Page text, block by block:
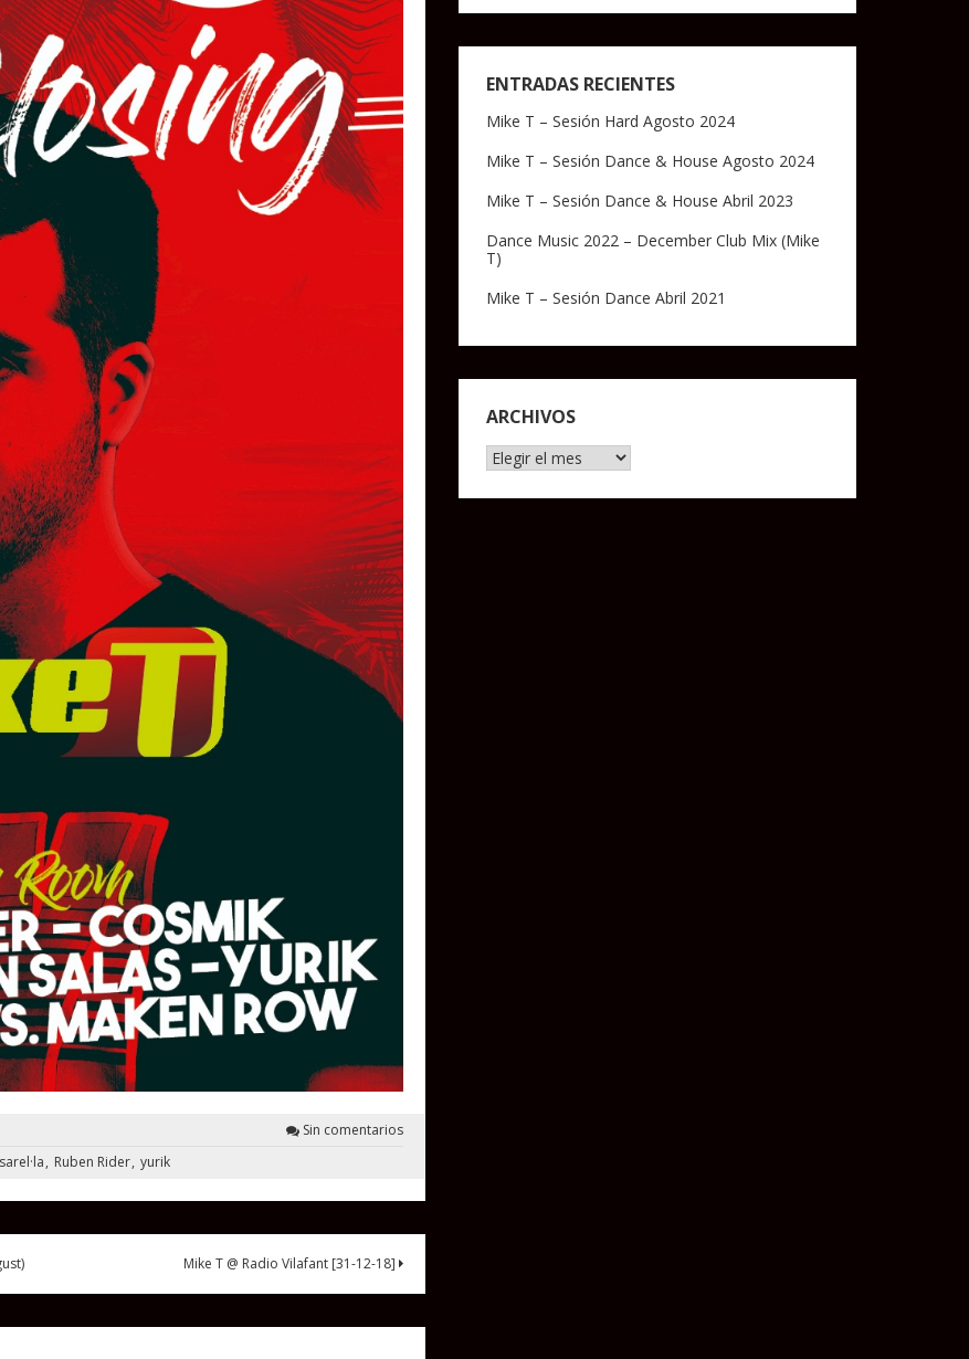
Sin comentarios
Ruben Rider yurik
Mike T @ Radio Vilafant [31-12-18]
ENTRADAS RECIENTES
Mike T – Sesión Hard Agosto 2024
Mike T – Sesión Dance & House Agosto 2024
Mike T – Sesión Dance & House Abril 2023
Dance Music 2022 – December Club Mix (Mike
T)
Mike T – Sesión Dance Abril 2021
ARCHIVOS
Archivos